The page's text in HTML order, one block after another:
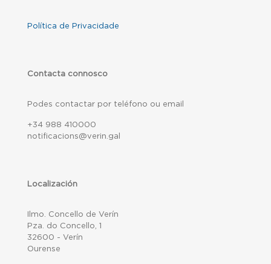
Política de Privacidade
Contacta connosco
Podes contactar por teléfono ou email
+34 988 410000
notificacions@verin.gal
Localización
Ilmo. Concello de Verín
Pza. do Concello, 1
32600 - Verín
Ourense